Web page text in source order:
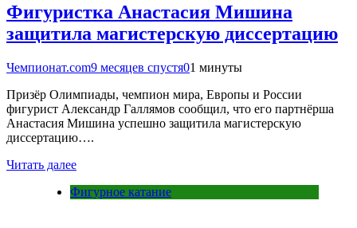
Фигуристка Анастасия Мишина
защитила магистерскую диссертацию
Чемпионат.com9 месяцев спустя01 минуты
Призёр Олимпиады, чемпион мира, Европы и России
фигурист Александр Галлямов сообщил, что его партнёрша
Анастасия Мишина успешно защитила магистерскую
диссертацию….
Читать далее
Фигурное катание